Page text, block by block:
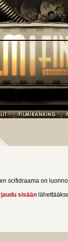
scifidraama on
Oravasisään